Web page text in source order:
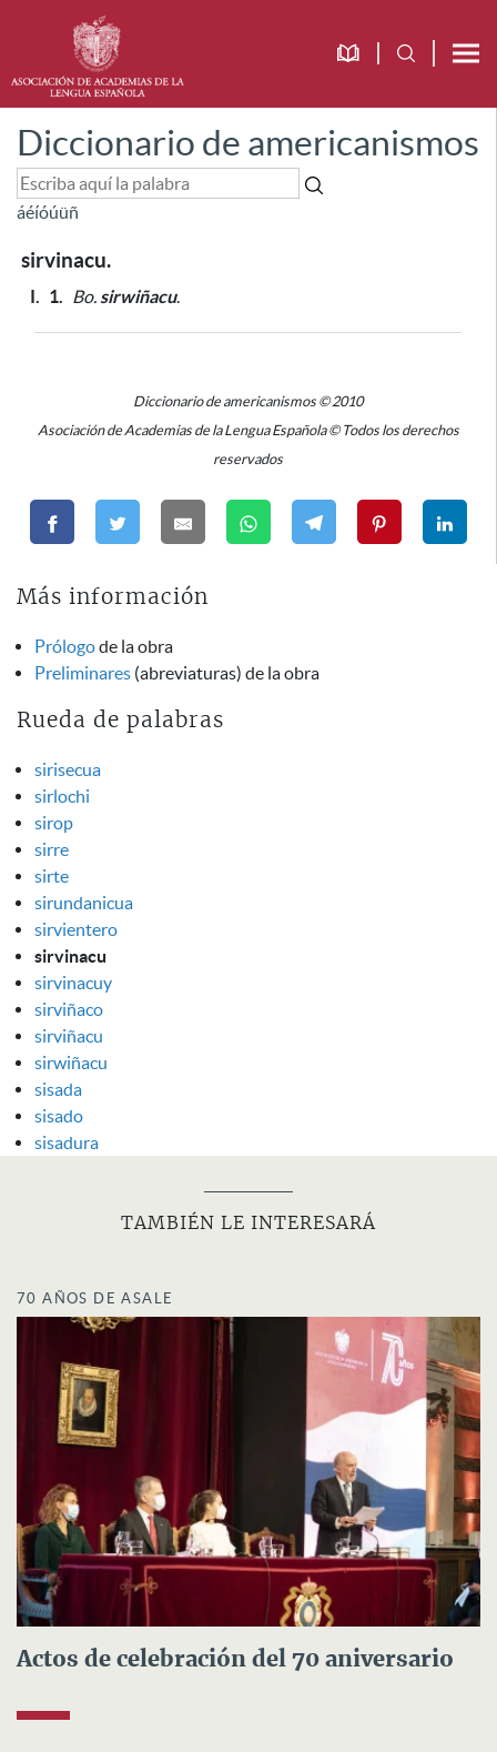
Diccionario de americanismos
áéíóúüñ
sirvinacu.
I. 1. Bo. sirwiñacu.
Diccionario de americanismos © 2010
Asociación de Academias de la Lengua Española © Todos los derechos
reservados
Más información
Prólogode la obra
Preliminares (abreviaturas) de la obra
Rueda de palabras
sirisecua
sirlochi
sirop
sirre
sirte
sirundanicua
sirvientero
sirvinacu
sirvinacuy
sirviñaco
sirviñacu
sirwiñacu
sisada
sisado
sisadura
TAMBIÉN LE INTERESARÁ
70 AÑOS DE ASALE
Actos de celebración del 70 aniversario